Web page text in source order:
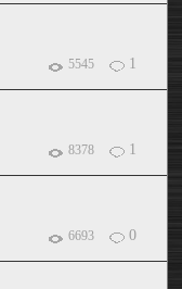
5545 1
8378 1
6693 0